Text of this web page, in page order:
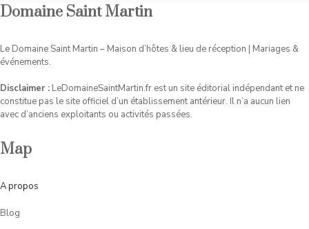
Domaine Saint Martin
Le Domaine Saint Martin – Maison d’hôtes & lieu de réception | Mariages &
événements.
Disclaimer : LeDomaineSaintMartin.fr est un site éditorial indépendant et ne
constitue pas le site officiel d’un établissement antérieur. Il n’a aucun lien
avec d’anciens exploitants ou activités passées.
Map
Apropos
Blog